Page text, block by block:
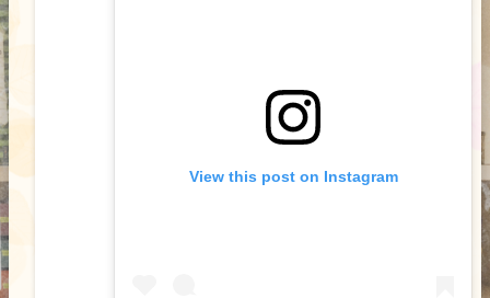
View this post on Instagram